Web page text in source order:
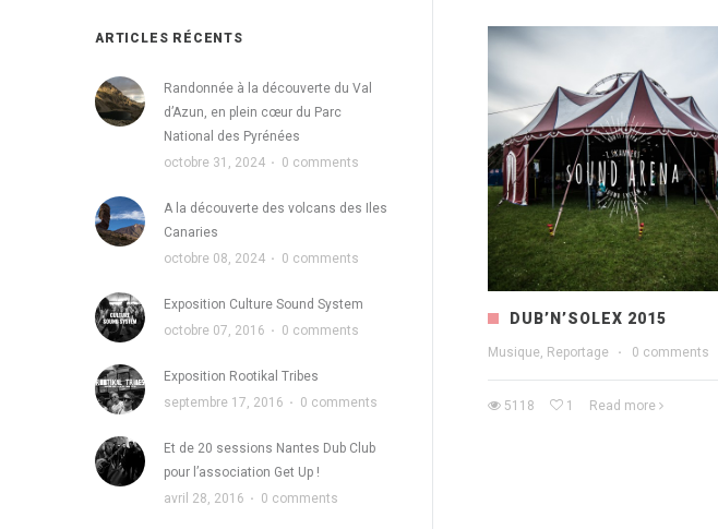
DUB’N’SOLEX 2015
Musique, Reportage · 0 comments
5118 1 Read more
ARTICLES RÉCENTS
Randonnée à la découverte du Val
d’Azun, en plein cœur du Parc
National des Pyrénées
octobre 31, 2024 · 0 comments
A la découverte des volcans des Iles
Canaries
octobre 08, 2024 · 0 comments
Exposition Culture Sound System
octobre 07, 2016 · 0 comments
Exposition Rootikal Tribes
septembre 17, 2016 · 0 comments
Et de 20 sessions Nantes Dub Club
pour l’association Get Up !
avril 28, 2016 · 0 comments